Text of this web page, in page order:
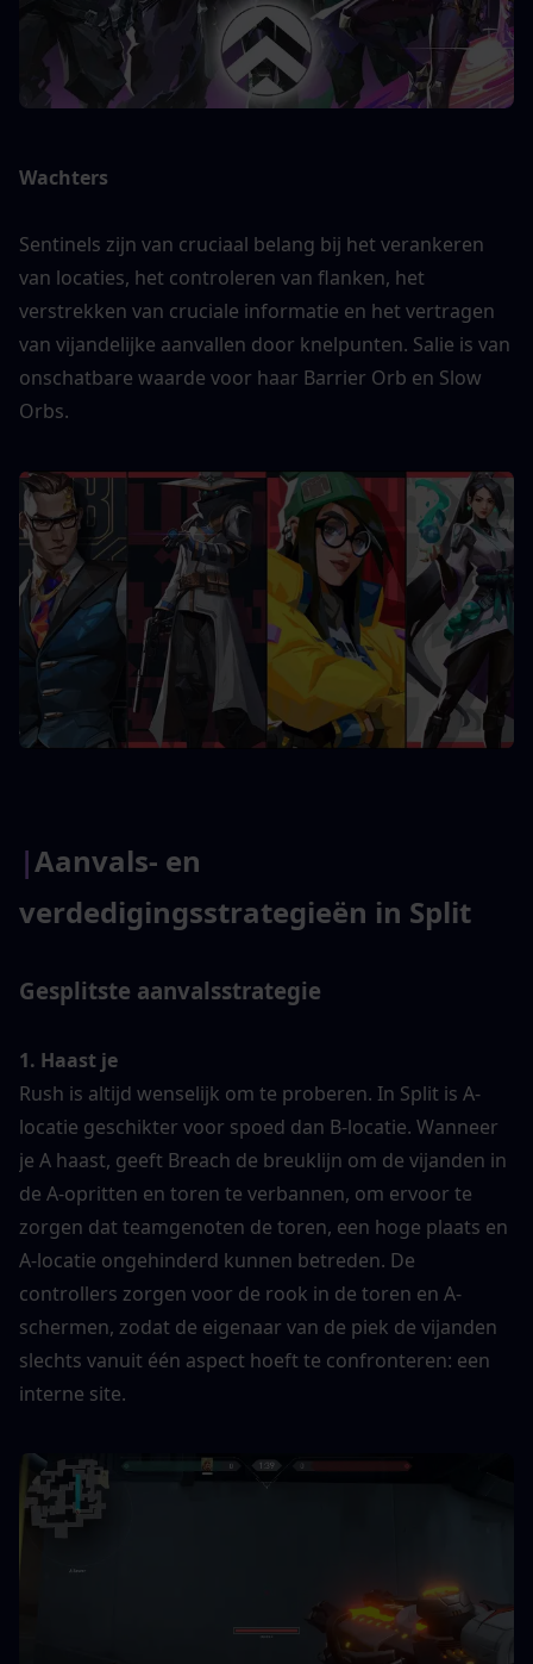
Wachters
Sentinels zijn van cruciaal belang bij het verankeren
van locaties, het controleren van flanken, het
verstrekken van cruciale informatie en het vertragen
van vijandelijke aanvallen door knelpunten. Salie is van
onschatbare waarde voor haar Barrier Orb en Slow
Orbs.
|Aanvals- en
verdedigingsstrategieën in Split
Gesplitste aanvalsstrategie
1. Haast je
Rush is altijd wenselijk om te proberen. In Split is A-
locatie geschikter voor spoed dan B-locatie. Wanneer
je A haast, geeft Breach de breuklijn om de vijanden in
de A-opritten en toren te verbannen, om ervoor te
zorgen dat teamgenoten de toren, een hoge plaats en
A-locatie ongehinderd kunnen betreden. De
controllers zorgen voor de rook in de toren en A-
schermen, zodat de eigenaar van de piek de vijanden
slechts vanuit één aspect hoeft te confronteren: een
interne site.